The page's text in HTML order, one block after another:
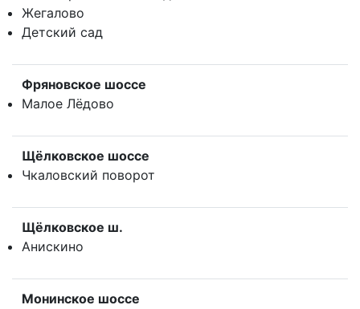
Жегалово
Детский сад
Фряновское шоссе
Малое Лёдово
Щёлковское шоссе
Чкаловский поворот
Щёлковское ш.
Анискино
Монинское шоссе